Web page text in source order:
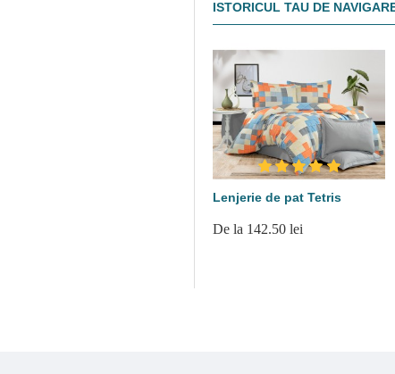
ISTORICUL TAU DE
Lenjerie de pat Tetris
De la 142.50 lei